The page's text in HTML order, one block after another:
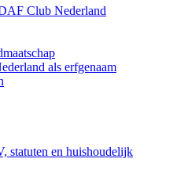
Club Nederland
als erfgenaam
statuten en huishoudelijk